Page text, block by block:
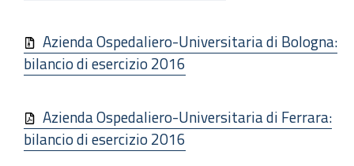
Azienda Ospedaliero-Universitaria di Bologna:
bilancio di esercizio 2016
Azienda Ospedaliero-Universitaria di Ferrara:
bilancio di esercizio 2016